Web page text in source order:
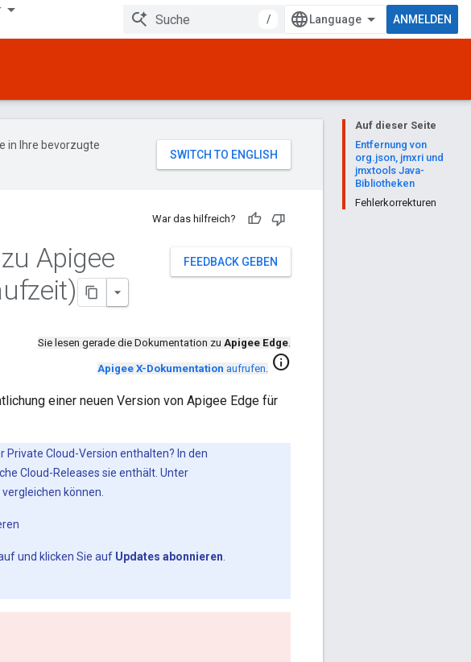
/ ANMELDEN
Auf dieser Seite
Entfernung von
org.json, jmxri und
jmxtools Java-
Bibliotheken
Fehlerkorrekturen
in Ihre bevorzugte
War das hilfreich?
FEEDBACK GEBEN
Apigee
Sie lesen gerade die Dokumentation zu Apigee Edge.
Apigee X-Dokumentation aufrufen. info
einer neuen Version von Apigee Edge für
Private Cloud-Version enthalten? In den
Cloud-Releases sie enthält. Unter
können.
und klicken Sie auf Updates abonnieren